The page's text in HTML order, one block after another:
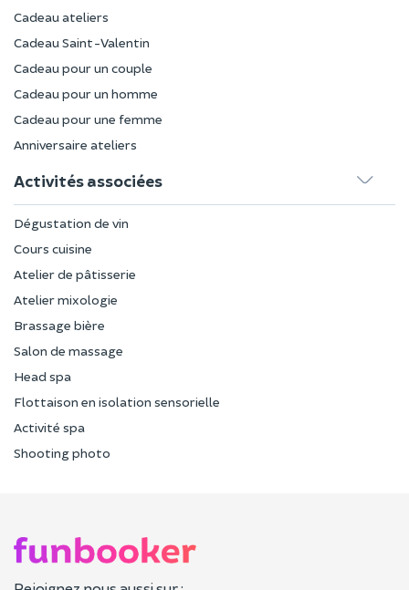
Cadeau ateliers
Cadeau Saint-Valentin
Cadeau pour un couple
Cadeau pour un homme
Cadeau pour une femme
Anniversaire ateliers
Activités associées
Dégustation de vin
Cours cuisine
Atelier de pâtisserie
Atelier mixologie
Brassage bière
Salon de massage
Head spa
Flottaison en isolation sensorielle
Activité spa
Shooting photo